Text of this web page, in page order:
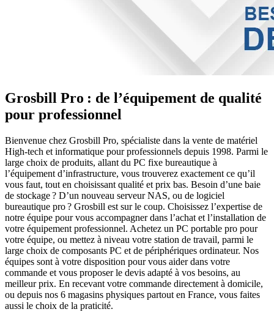
Grosbill Pro : de l’équipement de qualité
pour professionnel
Bienvenue chez Grosbill Pro, spécialiste dans la vente de matériel
High-tech et informatique pour professionnels depuis 1998. Parmi le
large choix de produits, allant du PC fixe bureautique à
l’équipement d’infrastructure, vous trouverez exactement ce qu’il
vous faut, tout en choisissant qualité et prix bas. Besoin d’une baie
de stockage ? D’un nouveau serveur NAS, ou de logiciel
bureautique pro ? Grosbill est sur le coup. Choisissez l’expertise de
notre équipe pour vous accompagner dans l’achat et l’installation de
votre équipement professionnel. Achetez un PC portable pro pour
votre équipe, ou mettez à niveau votre station de travail, parmi le
large choix de composants PC et de périphériques ordinateur. Nos
équipes sont à votre disposition pour vous aider dans votre
commande et vous proposer le devis adapté à vos besoins, au
meilleur prix. En recevant votre commande directement à domicile,
ou depuis nos 6 magasins physiques partout en France, vous faites
aussi le choix de la praticité.